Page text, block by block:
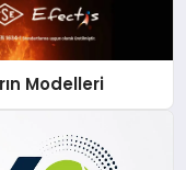
Modelleri